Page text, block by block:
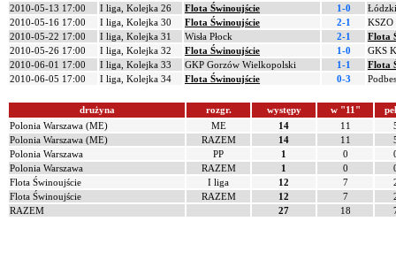
2010-05-13 17:00
I liga, Kolejka 26 Flota Świnoujście 1-0
2010-05-16 17:00
I liga, Kolejka 30 Flota Świnoujście 2-1
KSZO
2010-05-22 17:00
I liga, Kolejka 31 Wisła Płock 2-1
Flota
2010-05-26 17:00
I liga, Kolejka 32 Flota Świnoujście 1-0
GKS
2010-06-01 17:00
I liga, Kolejka 33 GKP Gorzów Wielkopolski 1-1
Flota
2010-06-05 17:00
I liga, Kolejka 34 Flota Świnoujście 0-3
drużyna rozgr. występy w "11"
Polonia Warszawa (ME)
ME 14 11
Polonia Warszawa (ME)
RAZEM 14 11
Polonia Warszawa
PP 1 0
Polonia Warszawa
RAZEM 1 0
Flota Świnoujście
I liga 12 7
Flota Świnoujście
RAZEM 12 7
RAZEM
27 18